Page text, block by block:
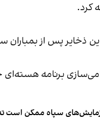
کرد.
از بمباران سایت‌های
برنامه هسته‌ای
سپاه ممکن است